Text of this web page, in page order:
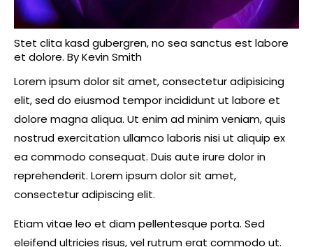
Stet clita kasd gubergren, no sea sanctus est labore
et dolore. ByKevin Smith
Lorem ipsum dolor sit amet, consectetur adipisicing
elit, sed do eiusmod tempor incididunt ut labore et
dolore magna aliqua. Ut enim ad minim veniam, quis
nostrud exercitation ullamco laboris nisi ut aliquip ex
ea commodo consequat. Duis aute irure dolor in
reprehenderit. Lorem ipsum dolor sit amet,
consectetur adipiscing elit.
Etiam vitae leo et diam pellentesque porta. Sed
eleifend ultricies risus, vel rutrum erat commodo ut.